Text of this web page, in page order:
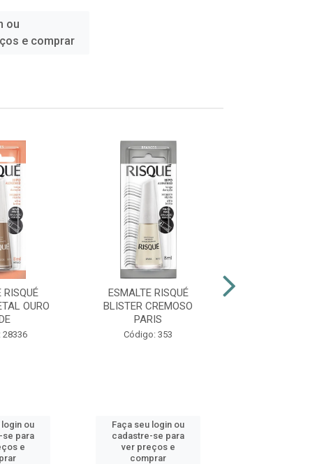
ou
e comprar
RISQUÉ
OURO
28336
login ou
se para
e
ESMALTE RISQUÉ
BLISTER CREMOSO
PARIS
Código: 353
Faça seu login ou
cadastre-se para
ver preços e
comprar